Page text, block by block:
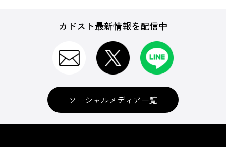
カドスト最新情報を配信中
ソーシャルメディア一覧